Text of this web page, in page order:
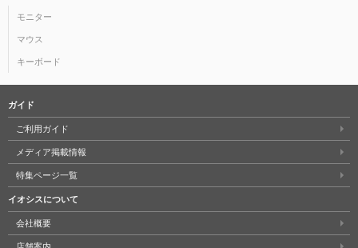
モニター
マウス
キーボード
ガイド
ご利用ガイド
メディア掲載情報
特集ページ一覧
イオシスについて
会社概要